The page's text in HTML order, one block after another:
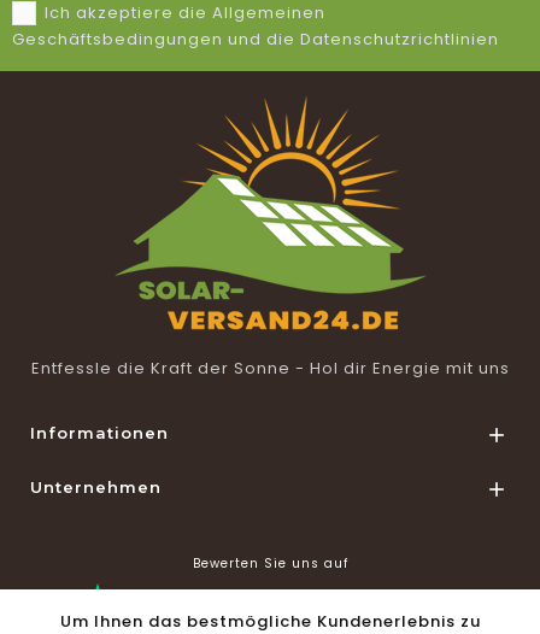
Ich akzeptiere die Allgemeinen
Geschäftsbedingungen und die Datenschutzrichtlinien
Entfessle die Kraft der Sonne - Hol dir Energie mit uns
Informationen 
Unternehmen 
Bewerten Sie uns auf
Um Ihnen das bestmögliche Kundenerlebnis zu